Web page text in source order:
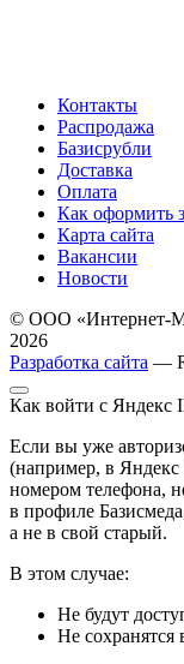
Контакты
Распродажа
Базисрубли
Доставка
Оплата
Как оформить
Карта сайта
Вакансии
Новости
© ООО «Интернет-
2026
Разработка сайта —
Как войти с Яндекс
Если вы уже
(например, в
номером телефона,
в профиле
а не в свой старый.
В этом случае:
Не будут
Не